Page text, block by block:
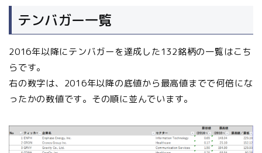
テンバガー一覧
2016年以降にテンバガーを達成した132銘柄の一覧はこち
らです。
右の数字は、2016年以降の底値から最高値までで何倍にな
ったかの数値です。その順に並んでいます。